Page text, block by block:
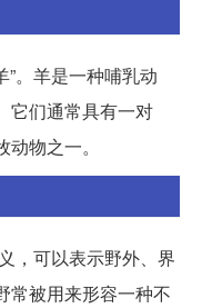
”。羊是一种哺乳动
它们通常具有一对
物之一。
，可以表示野外、界
常被用来形容一种不